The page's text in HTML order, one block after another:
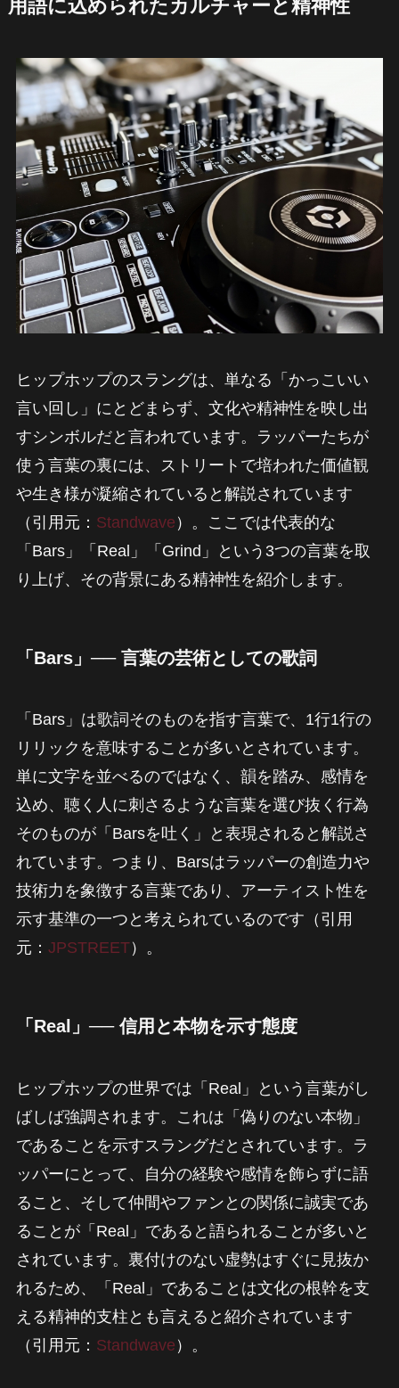
用語に込められたカルチャーと精神性
ヒップホップのスラングは、単なる「かっこいい
言い回し」にとどまらず、文化や精神性を映し出
すシンボルだと言われています。ラッパーたちが
使う言葉の裏には、ストリートで培われた価値観
や生き様が凝縮されていると解説されています
（引用元： Standwave ）。ここでは代表的な
「Bars」「Real」「Grind」という3つの言葉を取
り上げ、その背景にある精神性を紹介します。
「Bars」── 言葉の芸術としての歌詞
「Bars」は歌詞そのものを指す言葉で、1行1行の
リリックを意味することが多いとされています。
単に文字を並べるのではなく、韻を踏み、感情を
込め、聴く人に刺さるような言葉を選び抜く行為
そのものが「Barsを吐く」と表現されると解説さ
れています。つまり、Barsはラッパーの創造力や
技術力を象徴する言葉であり、アーティスト性を
示す基準の一つと考えられているのです（引用
元： JPSTREET）。
「Real」── 信用と本物を示す態度
ヒップホップの世界では「Real」という言葉がし
ばしば強調されます。これは「偽りのない本物」
であることを示すスラングだとされています。ラ
ッパーにとって、自分の経験や感情を飾らずに語
ること、そして仲間やファンとの関係に誠実であ
ることが「Real」であると語られることが多いと
されています。裏付けのない虚勢はすぐに見抜か
れるため、「Real」であることは文化の根幹を支
える精神的支柱とも言えると紹介されています
（引用元： Standwave ）。